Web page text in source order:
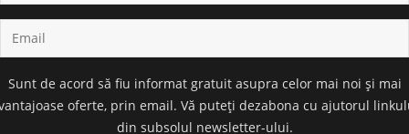
Sunt de acord să fiu informat gratuit asupra celor mai noi și mai
oferte, prin email. Vă puteți dezabona cu ajutorul
din subsolul newsletter-ului.